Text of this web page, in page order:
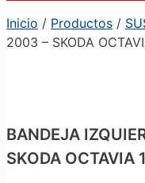
Inicio / Productos /
2003 – SKODA
BANDEJA
SKODA